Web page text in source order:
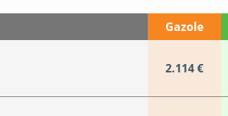
Gazole
2.114 €